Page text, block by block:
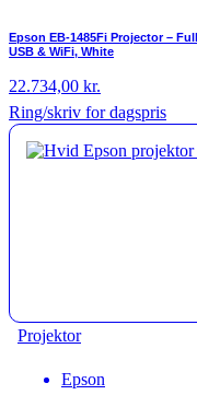
Epson EB-1485Fi Projector –
USB & WiFi, White
22.734,00 kr.
Ring/skriv for dagspris
Projektor
Epson